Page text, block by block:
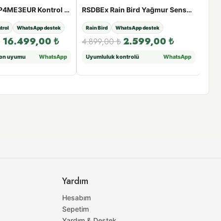
Rain Bird ESP4ME3EUR Kontrol Ünitesi
WhatsApp destek
16.499,00 ₺
uyumu WhatsApp
RSDBEx Rain Bird Yağmur Sensörü
Rain Bird WhatsApp destek
4.899,00₺ 2.599,00 ₺
Uyumluluk kontrolü WhatsApp
Yardım
Hesabım
Sepetim